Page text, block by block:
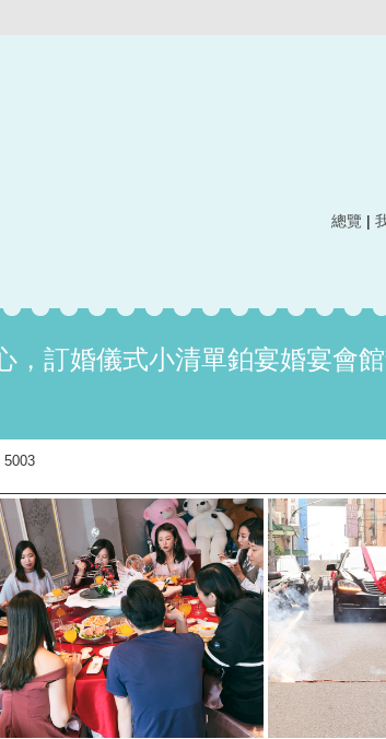
總覽 |
，訂婚儀式小清單鉑宴婚宴會
5003